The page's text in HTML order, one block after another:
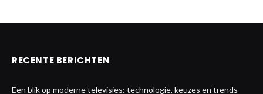
RECENTE BERICHTEN
Een blik op moderne televisies: technologie, keuzes en trends